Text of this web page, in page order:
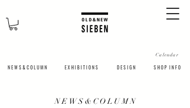
N E W S & C O L U M N
Calendar
​E X H I B I T I O N S D E S I G N S H O P I N F O
​N E W S & C O L U M N